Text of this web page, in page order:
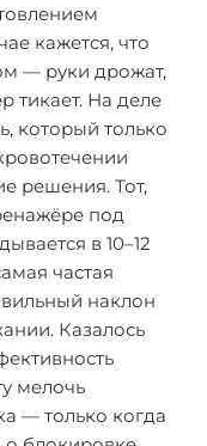
кажется, что
— руки дрожат,
тикает. На деле
который только
решения. Тот,
под
в 10–12
частая
наклон
Казалось
мелочь
— только когда